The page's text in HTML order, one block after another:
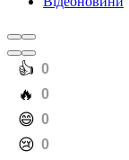
️👍 0
️🔥 0
️😄 0
️😢 0